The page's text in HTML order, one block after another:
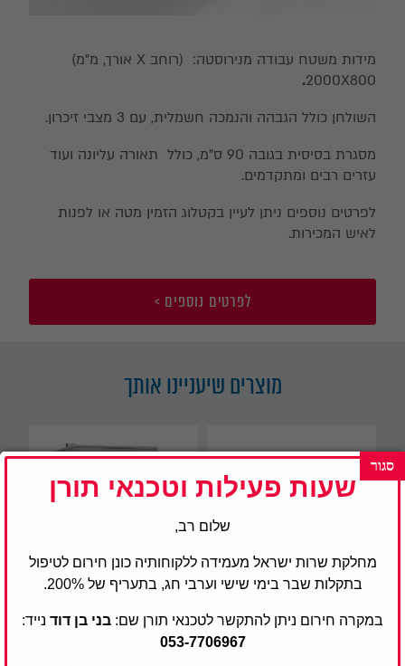
מידות משטח עבודה מנירוסטה: (רוחב X אורך, מ"מ)
2000X800
.
השולחן כולל הגבהה והנמכה חשמלית, עם 3 מצבי זיכרון.
מסגרת בסיסית בגובה 90 ס"מ, כולל תאורה עליונה ועוד
עזרים רבים ומתקדמים.
לפרטים נוספים ניתן לעיין בקטלוג הזמין מטה או לפנות
לאיש המכירות.
לפרטים נוספים >
מוצרים שיעניינו אותך
סדרת מכונות שטיפה
שעות פעילות וטכנאי תורן
שלום רב,
מחלקת שרות ישראל מעמידה ללקוחותיה כונן חירום לטיפול
בתקלות שבר בימי שישי וערבי חג, בתעריף של 200%.
במקרה חירום ניתן להתקשר לטכנאי תורן שם: בני בן דוד נייד:
053-7706967